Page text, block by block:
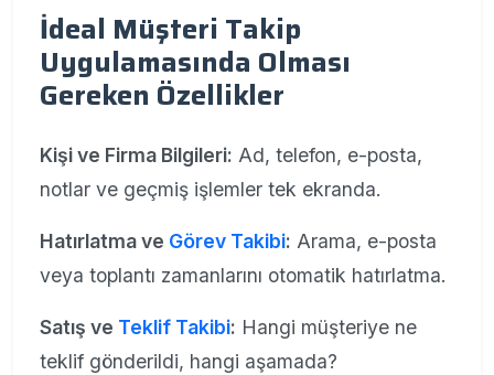
İdeal Müşteri Takip
Uygulamasında Olması
Gereken Özellikler
Kişi ve Firma Bilgileri: Ad, telefon, e-posta,
notlar ve geçmiş işlemler tek ekranda.
Hatırlatma ve Görev Takibi: Arama, e-posta
veya toplantı zamanlarını otomatik hatırlatma.
Satış ve Teklif Takibi: Hangi müşteriye ne
teklif gönderildi, hangi aşamada?